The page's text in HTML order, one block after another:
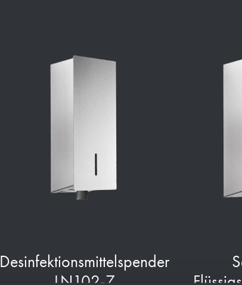
Desinfektionsmittelspender